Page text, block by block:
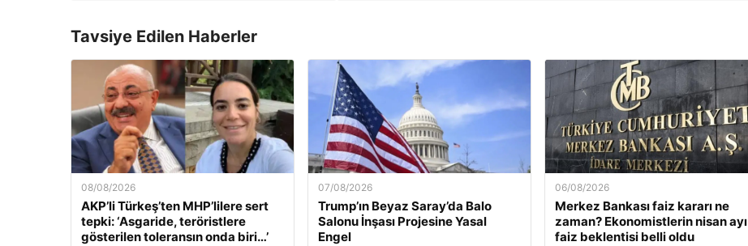
Tavsiye Edilen Haberler
08/08/2026
AKP’li Türkeş’ten MHP’lilere sert
tepki: ‘Asgaride, teröristlere
gösterilen toleransın onda biri…’
07/08/2026
Trump’ın Beyaz Saray’da Balo
Salonu İnşası Projesine Yasal
Engel
06/08/2026
Merkez Bankası faiz kararı ne
zaman? Ekonomistlerin nisan ayı
faiz beklentisi belli oldu